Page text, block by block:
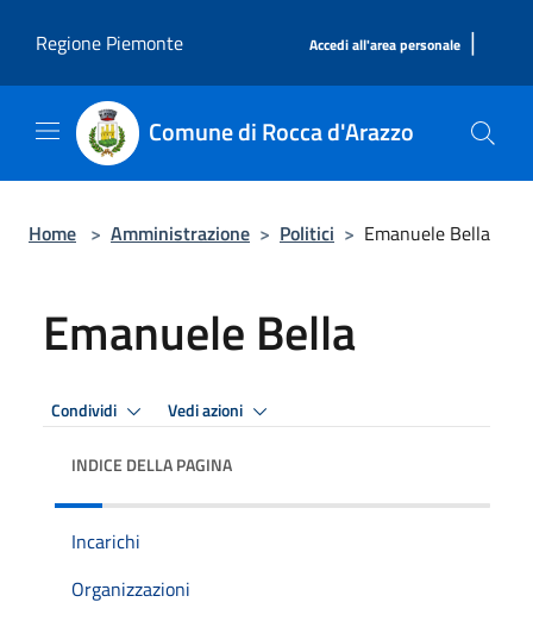
Regione Piemonte
Accedi all'area personale |
Comune di Rocca d'Arazzo
Home > Amministrazione > Politici > Emanuele Bella
Emanuele Bella
Condividi Vedi azioni
INDICE DELLA PAGINA
Incarichi
Organizzazioni